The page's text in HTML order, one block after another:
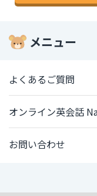
メニュー
よくあるご質問
オンライン英会話
お問い合わせ